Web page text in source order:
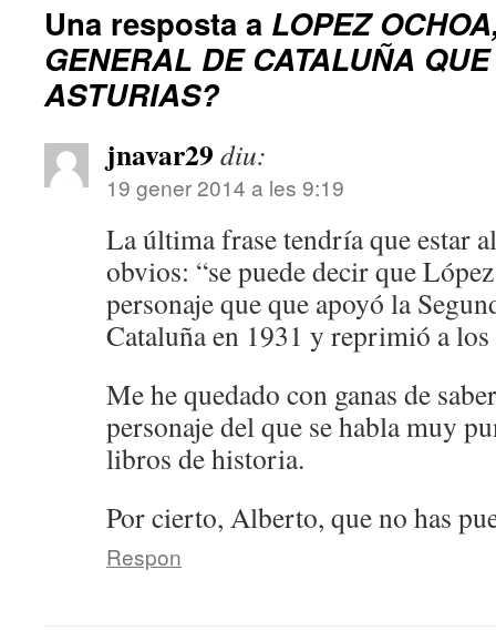
Una resposta a LOPEZ
GENERAL DE CATALUÑA
ASTURIAS?
jnavar29 diu:
19 gener 2014 a les 9:19
La última frase tendría que estar
obvios: “se puede decir que
personaje que que apoyó la
Cataluña en 1931 y reprimió a
Me he quedado con ganas de
personaje del que se habla muy
libros de historia.
Por cierto, Alberto, que no has
Respon